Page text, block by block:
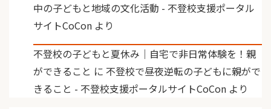
中の子どもと地域の文化活動 - 不登校支援ポータル
サイトCoCon より
不登校の子どもと夏休み｜自宅で非日常体験を！親
ができること に 不登校で昼夜逆転の子どもに親がで
きること - 不登校支援ポータルサイトCoCon より